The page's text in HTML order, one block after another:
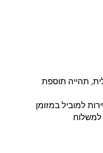
תהייה תוספת
למוביל במזומן
למשלוח